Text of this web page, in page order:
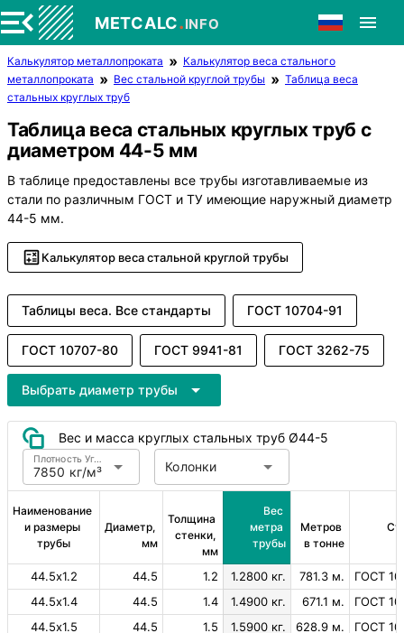
METCALC.INFO
Калькулятор металлопроката
Калькулятор веса стального
металлопроката
Вес стальной круглой трубы
Таблица веса
стальных круглых труб
Таблица веса стальных круглых труб с
диаметром 44-5 мм
В таблице предоставлены все трубы изготавливаемые из
стали по различным ГОСТ и ТУ имеющие наружный диаметр
44-5 мм.
Калькулятор веса стальной круглой трубы
Таблицы веса. Все стандарты ГОСТ 10704-91
ГОСТ 10707-80 ГОСТ 9941-81 ГОСТ 3262-75
Выбрать диаметр трубы
Вес и масса круглых стальных труб Ø44-5
7850 кг/м³
Плотность Углеродистая сталь Колонки
Наименование
и размеры
трубы
Диаметр,
мм
Толщина
стенки,
мм
Вес
метра
трубы
Метров
в тонне
44.5х1.2 44.5 1.2 1.2800 кг. 781.3 м.
ГОСТ
44.5х1.4
44.5 1.4 1.4900 кг. 671.1 м.
ГОСТ
44.5х1.5
44.5 1.5 1.5900 кг. 628.9 м.
ГОСТ